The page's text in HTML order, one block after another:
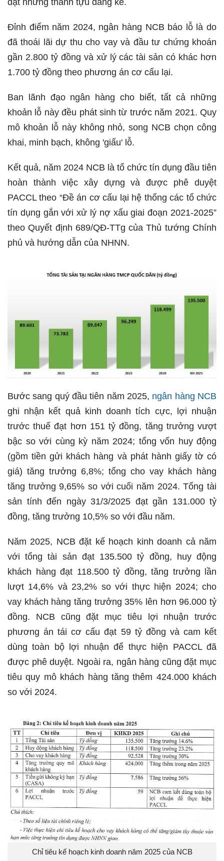
đạt những thành tựu đáng kể.
Đỉnh điểm năm 2024, ngân hàng NCB báo lỗ là do
đã thoái lãi dự thu cho vay và đầu tư chứng khoán
gần 2.800 tỷ đồng và xử lý các tài sản có khác hơn
1.700 tỷ đồng theo phương án cơ cấu lại.
Ban lãnh đạo ngân hàng cho biết, tất cả những
khoản lỗ này đều phát sinh từ trước năm 2021. Quy
mô khoản lỗ này không nhỏ, song NCB chọn công
khai, minh bạch, không 'giấu' lỗ.
Kết quả, năm 2024 NCB là tổ chức tín dụng đầu tiên
hoàn thành việc xây dựng và được phê duyệt
PACCL theo “Đề án cơ cấu lại hệ thống các tổ chức
tín dụng gắn với xử lý nợ xấu giai đoạn 2021-2025”
theo Quyết định 689/QĐ-TTg của Thủ tướng Chính
phủ và hướng dẫn của NHNN.
Bước sang quý đầu tiên năm 2025, ngân hàng NCB
ghi nhận kết quả kinh doanh tích cực, lợi nhuận
trước thuế đạt hơn 151 tỷ đồng, tăng trưởng vượt
bậc so với cùng kỳ năm 2024; tổng vốn huy động
(gồm tiền gửi khách hàng và phát hành giấy tờ có
giá) tăng trưởng 6,8%; tổng cho vay khách hàng
tăng trưởng 9,65% so với cuối năm 2024. Tổng tài
sản tính đến ngày 31/3/2025 đạt gần 131.000 tỷ
đồng, tăng trưởng 10,5% so với đầu năm.
Năm 2025, NCB đặt kế hoạch kinh doanh cả năm
với tổng tài sản đạt 135.500 tỷ đồng, huy động
khách hàng đạt 118.500 tỷ đồng, tăng trưởng lần
lượt 14,6% và 23,2% so với thực hiện 2024; cho
vay khách hàng tăng trưởng 35% lên hơn 96.000 tỷ
đồng. NCB cũng đặt mục tiêu lợi nhuận trước
phương án tái cơ cấu đạt 59 tỷ đồng và cam kết
dùng toàn bộ lợi nhuận để thực hiện PACCL đã
được phê duyệt. Ngoài ra, ngân hàng cũng đặt mục
tiêu quy mô khách hàng tăng thêm 424.000 khách
so với 2024.
Chỉ tiêu kế hoạch kinh doanh năm 2025 của NCB